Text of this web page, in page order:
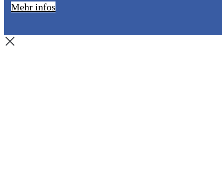
Mehr infos